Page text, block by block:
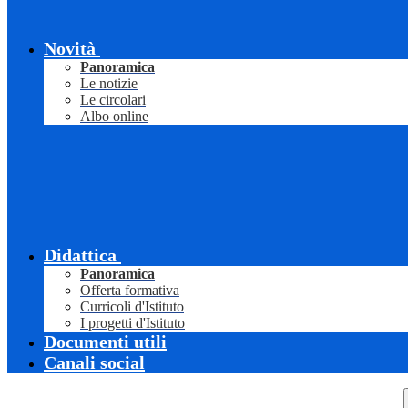
Novità
Panoramica
Le notizie
Le circolari
Albo online
Didattica
Panoramica
Offerta formativa
Curricoli d'Istituto
I progetti d'Istituto
Documenti utili
Canali social